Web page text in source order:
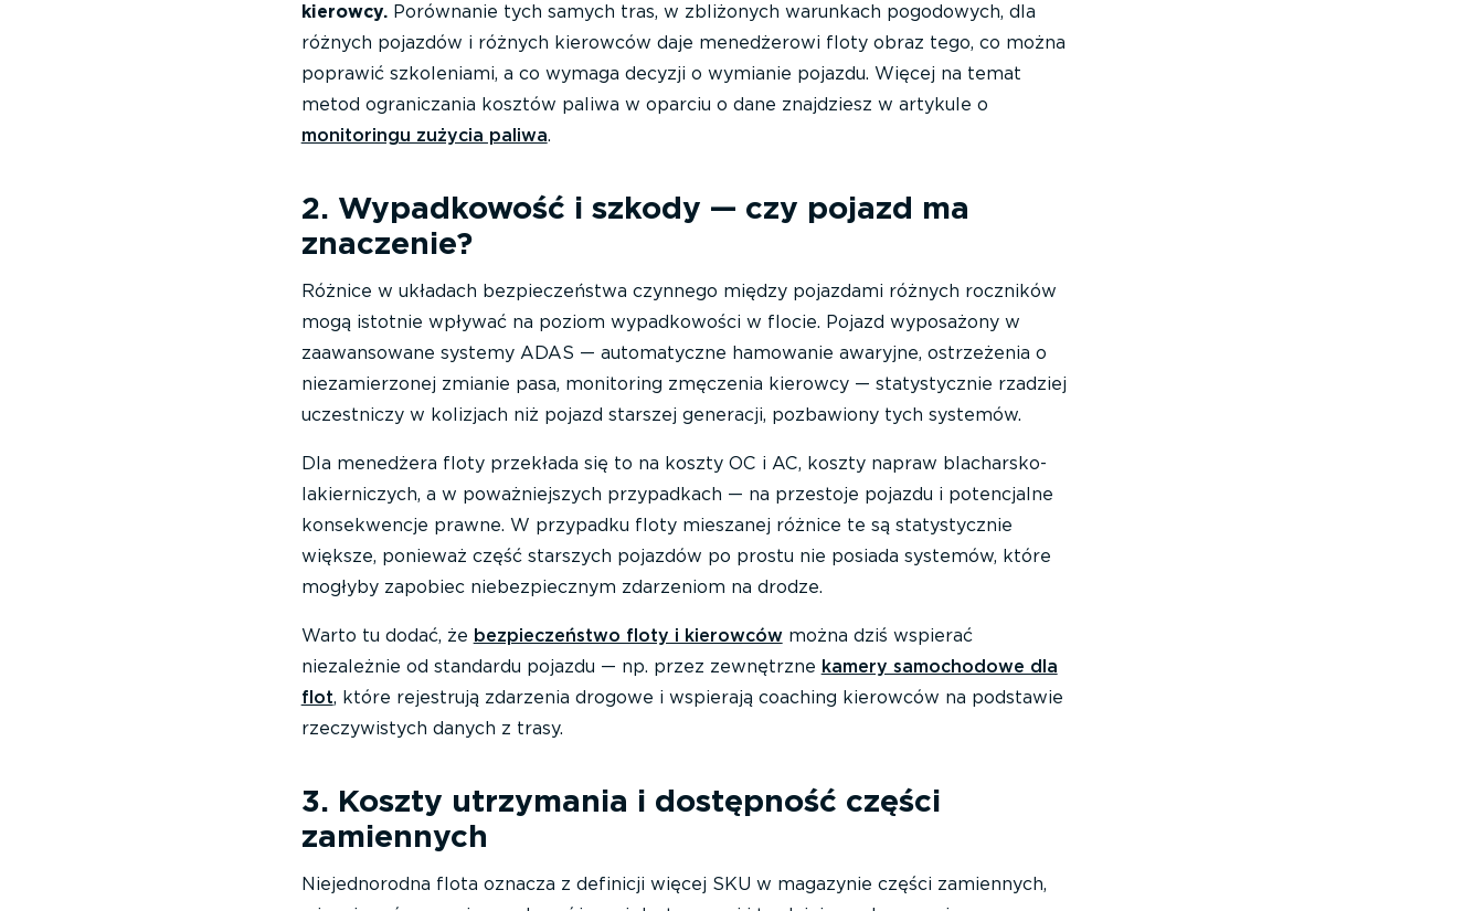
kierowcy.Porównanie tych samych tras, w zbliżonych warunkach pogodowych, dla
różnych pojazdów i różnych kierowców daje menedżerowi floty obraz tego, co można
poprawić szkoleniami, a co wymaga decyzji o wymianie pojazdu. Więcej na temat
metod ograniczania kosztów paliwa w oparciu o dane znajdziesz w artykule o
monitoringu zużycia paliwa.
2. Wypadkowość i szkody — czy pojazd ma
znaczenie?
Różnice w układach bezpieczeństwa czynnego między pojazdami różnych roczników
mogą istotnie wpływać na poziom wypadkowości w flocie. Pojazd wyposażony w
zaawansowane systemy ADAS — automatyczne hamowanie awaryjne, ostrzeżenia o
niezamierzonej zmianie pasa, monitoring zmęczenia kierowcy — statystycznie rzadziej
uczestniczy w kolizjach niż pojazd starszej generacji, pozbawiony tych systemów.
Dla menedżera floty przekłada się to na koszty OC i AC, koszty napraw blacharsko-
lakierniczych, a w poważniejszych przypadkach — na przestoje pojazdu i potencjalne
konsekwencje prawne. W przypadku floty mieszanej różnice te są statystycznie
większe, ponieważ część starszych pojazdów po prostu nie posiada systemów, które
mogłyby zapobiec niebezpiecznym zdarzeniom na drodze.
Warto tu dodać, że bezpieczeństwo floty i kierowcówmożna dziś wspierać
niezależnie od standardu pojazdu — np. przez zewnętrzne kamery samochodowe dla
flot, które rejestrują zdarzenia drogowe i wspierają coaching kierowców na podstawie
rzeczywistych danych z trasy.
3. Koszty utrzymania i dostępność części
zamiennych
Niejednorodna flota oznacza z definicji więcej SKU w magazynie części zamiennych,